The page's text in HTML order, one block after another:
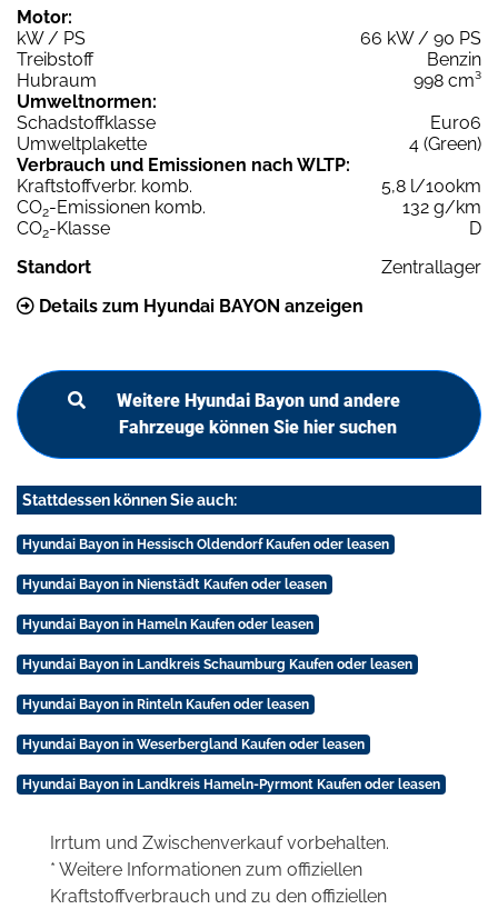
Motor:
kW / PS
66 kW / 90 PS
Treibstoff
Benzin
Hubraum
998 cm³
Umweltnormen:
Schadstoffklasse
Euro6
Umweltplakette
4 (Green)
Verbrauch und Emissionen nach WLTP:
Kraftstoffverbr. komb.
5,8 l/100km
CO2-Emissionen komb.
132 g/km
CO2-Klasse
D
Standort
Zentrallager
Details zum Hyundai BAYON anzeigen
Weitere Hyundai Bayon und andere
Fahrzeuge können Sie hier suchen
Stattdessen können Sie auch:
Hyundai Bayon in Hessisch Oldendorf Kaufen oder leasen
Hyundai Bayon in Nienstädt Kaufen oder leasen
Hyundai Bayon in Hameln Kaufen oder leasen
Hyundai Bayon in Landkreis Schaumburg Kaufen oder leasen
Hyundai Bayon in Rinteln Kaufen oder leasen
Hyundai Bayon in Weserbergland Kaufen oder leasen
Hyundai Bayon in Landkreis Hameln-Pyrmont Kaufen oder leasen
Irrtum und Zwischenverkauf vorbehalten.
* Weitere Informationen zum offiziellen
Kraftstoffverbrauch und zu den offiziellen